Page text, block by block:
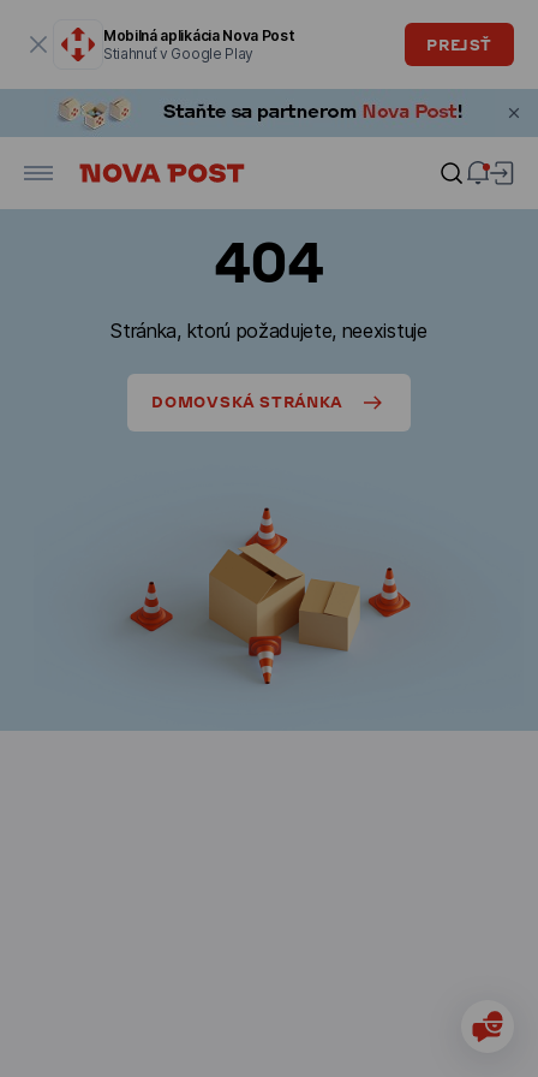
Mobilná aplikácia Nova Post
Stiahnuť v Google Play
PREJSŤ
404
Stránka, ktorú požadujete, neexistuje
DOMOVSKÁ STRÁNKA